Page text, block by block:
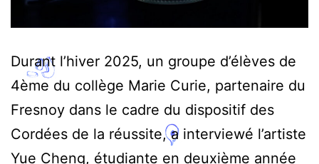
Durant l’hiver 2025, un groupe d’élèves de
4ème du collège Marie Curie, partenaire du
Fresnoy dans le cadre du dispositif des
Cordées de la réussite, a interviewé l’artiste
Yue Cheng, étudiante en deuxième année